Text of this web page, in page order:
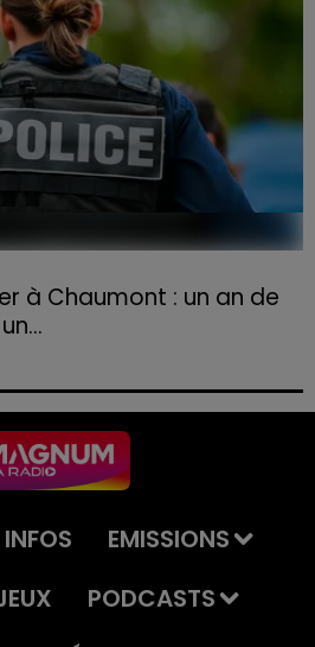
à Chaumont : un an de
de son véhicule.
INFOS
EMISSIONS
PODCASTS